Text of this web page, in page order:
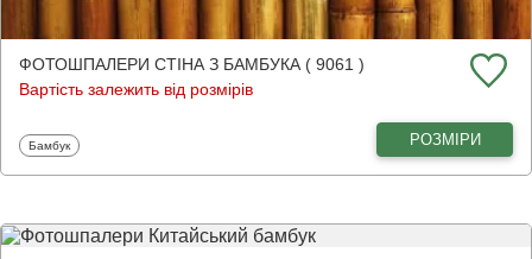
ФОТОШПАЛЕРИ СТІНА З БАМБУКА ( 9061 )
Вартість залежить від розмірів
Фотошпалери
Бамбук РОЗМІРИ